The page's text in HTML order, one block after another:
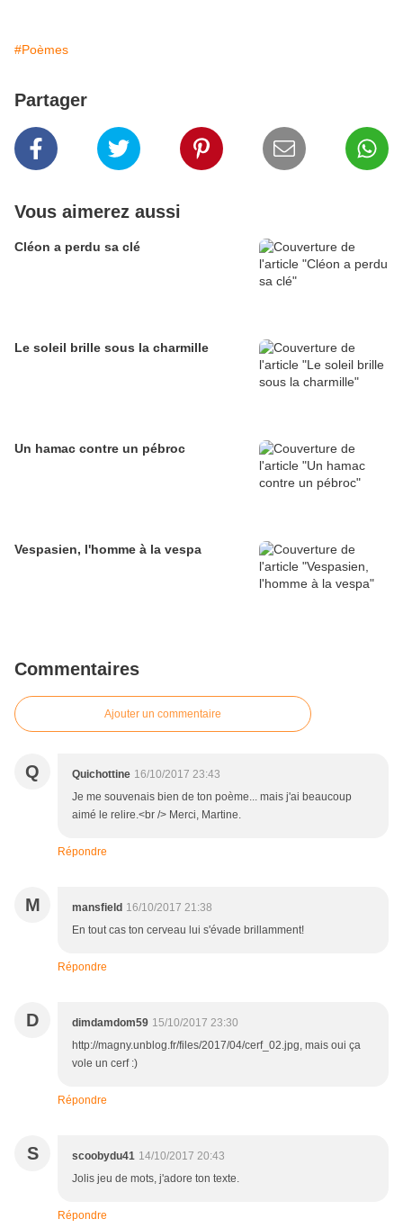
#Poèmes
Partager
Vous aimerez aussi
Cléon a perdu sa clé
Le soleil brille sous la charmille
Un hamac contre un pébroc
Vespasien, l'homme à la vespa
Commentaires
Ajouter un commentaire
Q Quichottine 16/10/2017 23:43
Je me souvenais bien de ton poème... mais j'ai beaucoup
aimé le relire.<br /> Merci, Martine.
Répondre
M mansfield 16/10/2017 21:38
En tout cas ton cerveau lui s'évade brillamment!
Répondre
D dimdamdom59 15/10/2017 23:30
http://magny.unblog.fr/files/2017/04/cerf_02.jpg, mais oui ça
vole un cerf :)
Répondre
S scoobydu41 14/10/2017 20:43
Jolis jeu de mots, j'adore ton texte.
Répondre